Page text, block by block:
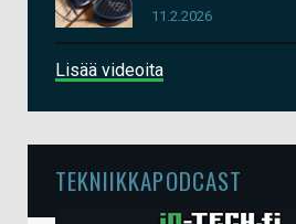
11.2.2026
Lisää videoita
TEKNIIKKAPODCAST